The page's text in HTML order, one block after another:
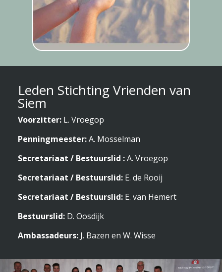
Leden Stichting Vrienden van
Siem
Voorzitter:L. Vroegop
Penningmeester:A. Mosselman
Secretariaat / Bestuurslid :A. Vroegop
Secretariaat / Bestuurslid:E. de Rooij
Secretariaat / Bestuurslid:E. van Hemert
Bestuurslid:D. Oosdijk
Ambassadeurs:J. Bazen en W. Wisse